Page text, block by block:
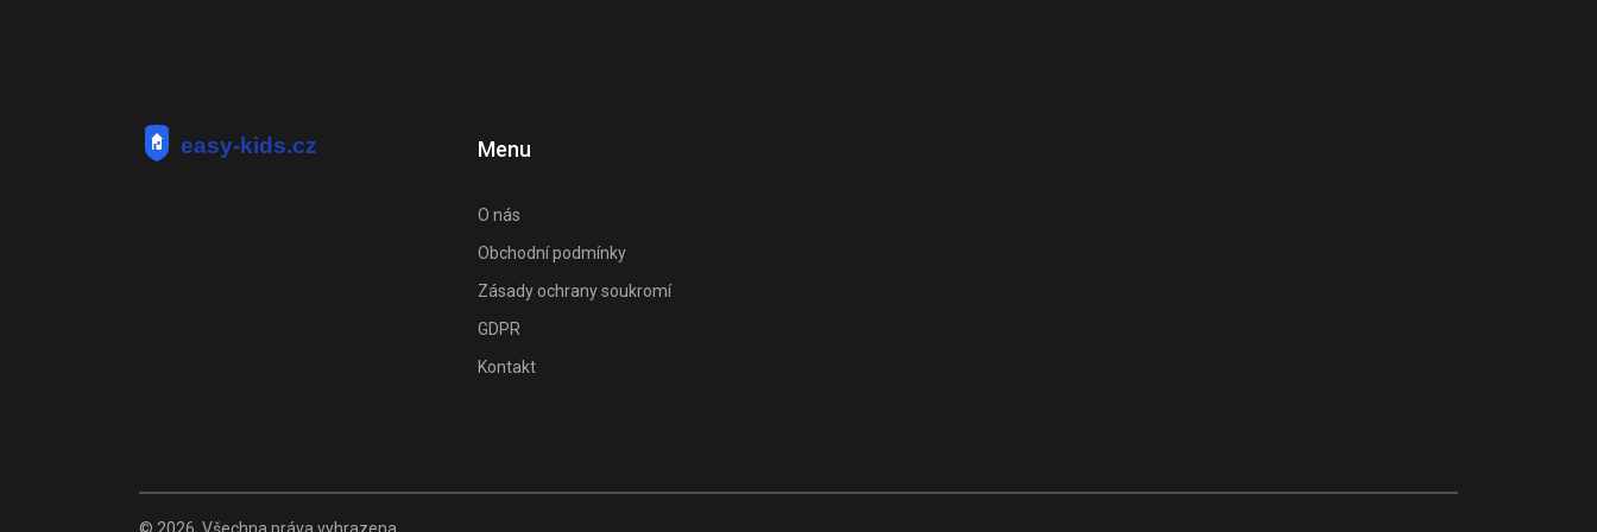
Menu
O nás
Obchodní podmínky
Zásady ochrany soukromí
GDPR
Kontakt